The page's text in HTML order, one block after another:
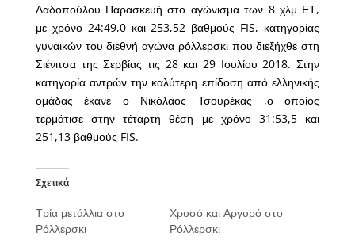
Λαδοπούλου Παρασκευή στο αγώνισμα των 8 χλμ ΕΤ,
με χρόνο 24:49,0 και 253,52 βαθμούς FIS, κατηγορίας
γυναικών του διεθνή αγώνα ρόλλερσκι που διεξήχθε στη
Σιένιτσα της Σερβίας τις 28 και 29 Ιουλίου 2018. Στην
κατηγορία αντρών την καλύτερη επίδοση από ελληνικής
ομάδας έκανε ο Νικόλαος Τσουρέκας ,ο οποίος
τερμάτισε στην τέταρτη θέση με χρόνο 31:53,5 και
251,13 βαθμούς FIS.
Σχετικά
Τρία μετάλλια στο
Ρόλλερσκι
Χρυσό και Αργυρό στο
Ρόλλερσκι